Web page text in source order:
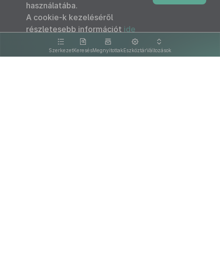
SzerkezetKeresésMegnyitottakEszköztárVáltozások
használatába.
A cookie-k kezeléséről
részletesebb információt ide
kattintva olvashat.